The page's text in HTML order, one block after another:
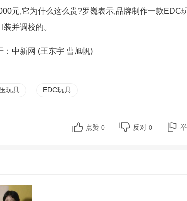
元,它为什么这么贵?罗巍表示,品牌制作一款
并调校的。
：中新网 (王东宇 曹旭帆)
玩具 EDC玩具
点赞 0 反对 0